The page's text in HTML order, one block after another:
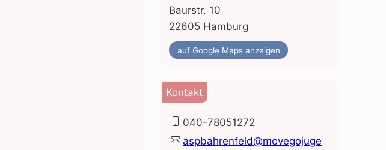
Baurstr. 10
22605 Hamburg
auf Google Maps anzeigen
Kontakt
040-78051272
aspbahrenfeld@movegojuge